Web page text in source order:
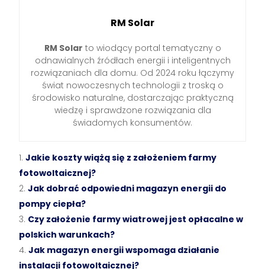
RM Solar
RM Solar to wiodący portal tematyczny o
odnawialnych źródłach energii i inteligentnych
rozwiązaniach dla domu. Od 2024 roku łączymy
świat nowoczesnych technologii z troską o
środowisko naturalne, dostarczając praktyczną
wiedzę i sprawdzone rozwiązania dla
świadomych konsumentów.
Jakie koszty wiążą się z założeniem farmy
fotowoltaicznej?
Jak dobrać odpowiedni magazyn energii do
pompy ciepła?
Czy założenie farmy wiatrowej jest opłacalne w
polskich warunkach?
Jak magazyn energii wspomaga działanie
instalacji fotowoltaicznej?